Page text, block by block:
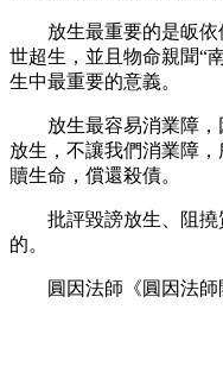
放生最重要的是皈依佛
世超生，並且物命親聞“
生中最重要的意義。
放生最容易消業障，因
放生，不讓我們消業障
贖生命，償還殺債。
批評毀謗放生、阻撓質
的。
圓因法師《圓因法師